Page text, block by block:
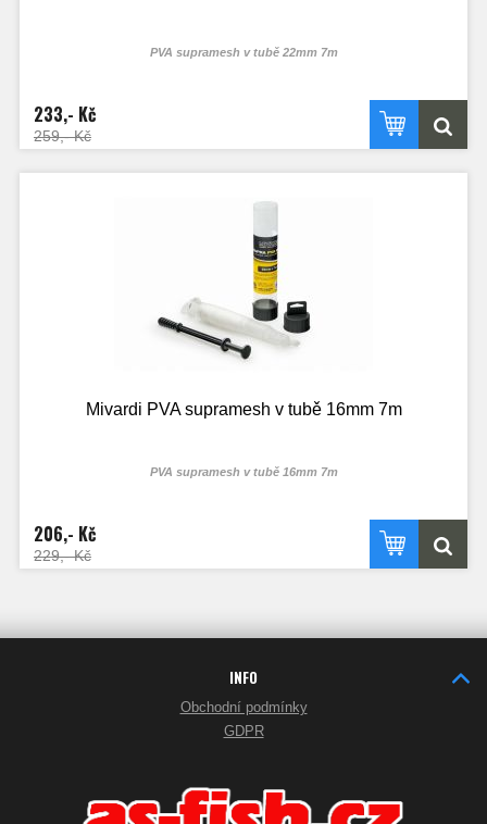
PVA supramesh v tubě 22mm 7m
233,- Kč
259,- Kč
Mivardi PVA supramesh v tubě 16mm 7m
PVA supramesh v tubě 16mm 7m
206,- Kč
229,- Kč
INFO
Obchodní podmínky
GDPR